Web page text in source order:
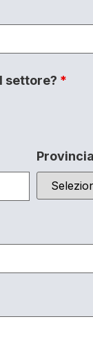
settore? *
Provincia